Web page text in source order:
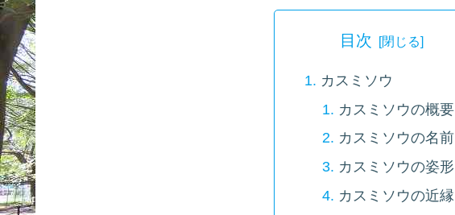
目次
カスミソウ
カスミソウの概要
カスミソウの名前
カスミソウの姿形
カスミソウの近縁